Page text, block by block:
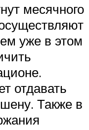
месячного
уже в этом
отдавать
Также в